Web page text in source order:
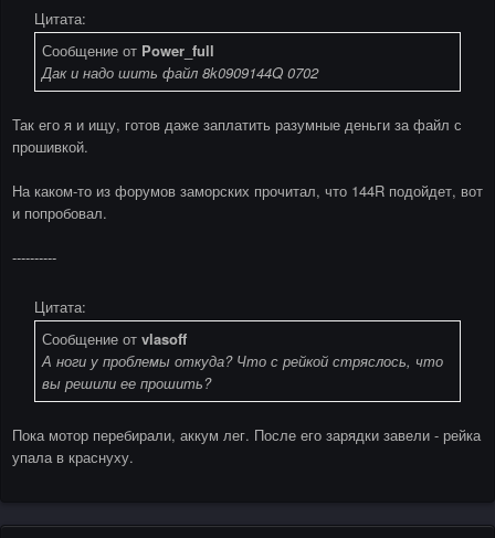
Цитата:
Сообщение от Power_full
Дак и надо шить файл 8k0909144Q 0702
Так его я и ищу, готов даже заплатить разумные деньги за файл с
прошивкой.
На каком-то из форумов заморских прочитал, что 144R подойдет, вот
и попробовал.
----------
Цитата:
Сообщение от vlasoff
А ноги у проблемы откуда? Что с рейкой стряслось, что
вы решили ее прошить?
Пока мотор перебирали, аккум лег. После его зарядки завели - рейка
упала в краснуху.